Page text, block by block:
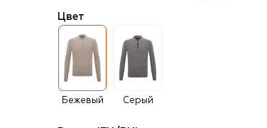
Цвет
Бежевый Серый